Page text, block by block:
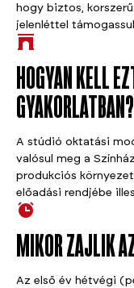
hogy biztos,
jelenléttel
HOGYAN KELL
GYAKORLATBAN?
A stúdió oktatási
valósul meg a
produkciós
előadási rendjébe
MIKOR ZAJLIK
Az első év hétvégi